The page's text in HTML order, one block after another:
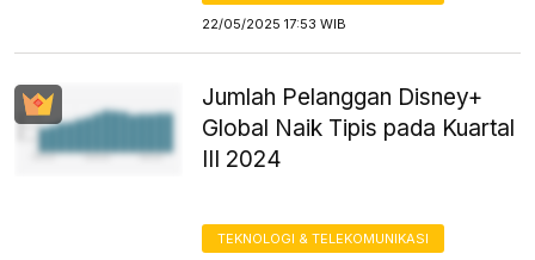
22/05/2025 17:53 WIB
Jumlah Pelanggan Disney+
Global Naik Tipis pada Kuartal
III 2024
TEKNOLOGI & TELEKOMUNIKASI